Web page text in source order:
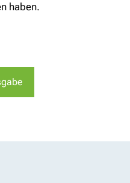
haben.